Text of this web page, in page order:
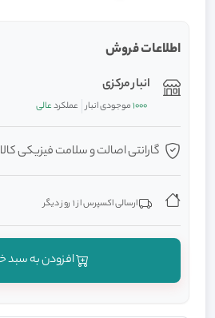
اطلاعات فروش
انبار مرکزی
1000موجودی انبار عملکردعالی
گارانتی اصالت و سلامت فیزیکی کالا
ارسالی اکسپرس از 1 روز دیگر
افزودن به سبد خرید